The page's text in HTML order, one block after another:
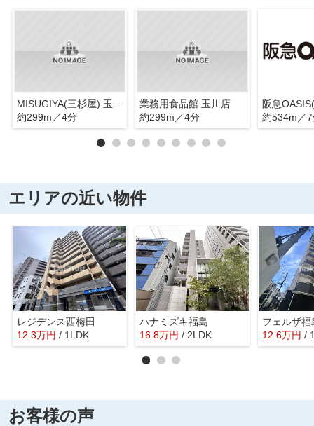
MISUGIYA(三杉屋) 玉川店
約299m／4分
業務用食品館 玉川店
約299m／4分
約534m／
エリアの近い物件
レジデンス西梅田
12.3万円 / 1LDK
ハナミズキ福島
16.8万円 / 2LDK
フェルザ福
12.6万円 /
お客様の声